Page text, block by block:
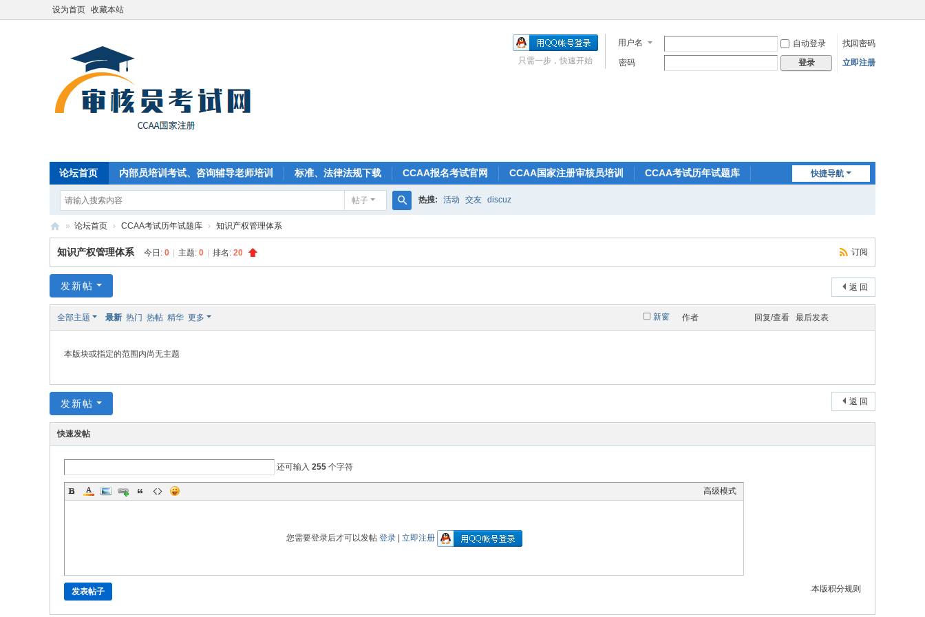
设为首页 收藏本站
用户名 自动登录
找回密码
密码
登录 立即注册
只需一步，快速开始
快捷导航
论坛首页 内部员培训考试、咨询辅导老师培训 标准、法律法规下载 CCAA报名考试官网 CCAA国家注册审核员培训 CCAA考试历年试题库
CCAA国家注册审核员新手入门 帖子
索
热搜: 活动 交友 discuz
C
C
A
册
核
员
» 论坛首页 › CCAA考试历年试题库 › 知识产权管理体系
订阅
知识产权管理体系 今日: 0 主题: 0 排名: 20
返 回
发新帖
新窗
全部主题 最新 热门 热帖 精华 更多 作者 回复/查看 最后发表
本版块或指定的范围内尚无主题
返 回
发新帖
快速发帖
还可输入 255 个字符
高级模式
您需要登录后才可以发帖 登录| 立即注册
本版积分规则
发表帖子